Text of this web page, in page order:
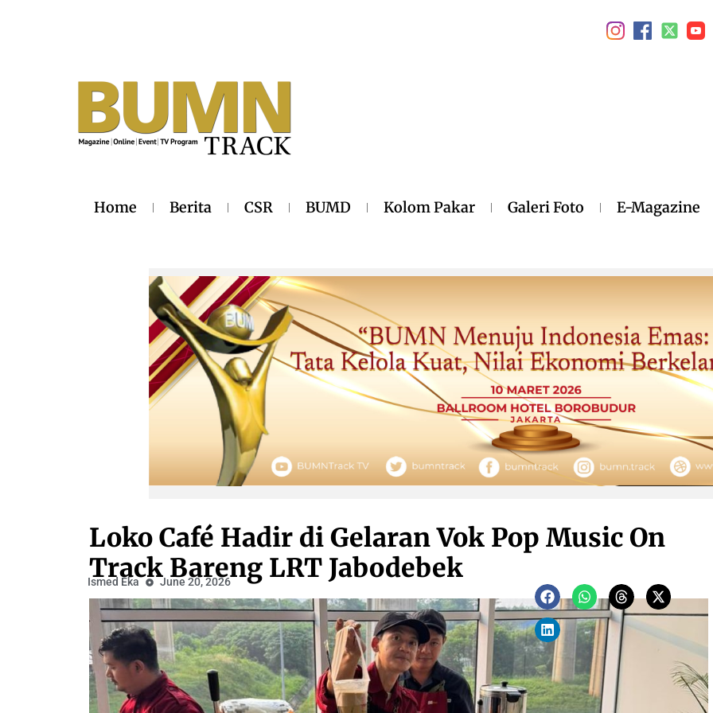
Home Berita CSR BUMD Kolom Pakar Galeri Foto E-Magazine
Loko Café Hadir di Gelaran Vok Pop Music On
Track Bareng LRT Jabodebek
Ismed Eka June 20, 2026